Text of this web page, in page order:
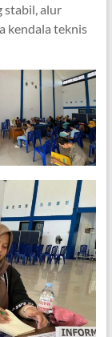
stabil, alur
kendala teknis